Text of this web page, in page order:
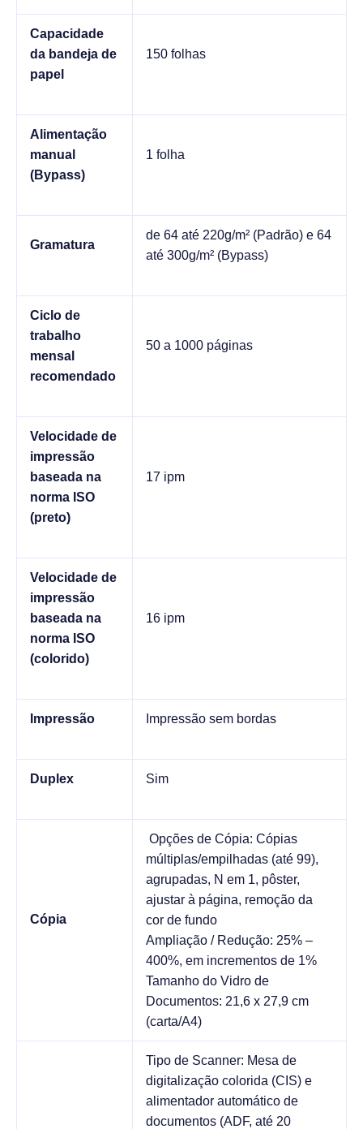
Capacidade
da bandeja de
papel
150 folhas
Alimentação
manual
(Bypass)
1 folha
Gramatura
de 64 até 220g/m² (Padrão) e 64
até 300g/m² (Bypass)
Ciclo de
trabalho
mensal
recomendado
50 a 1000 páginas
Velocidade de
impressão
baseada na
norma ISO
(preto)
17 ipm
Velocidade de
impressão
baseada na
norma ISO
(colorido)
16 ipm
Impressão Impressão sem bordas
Duplex Sim
Cópia
Opções de Cópia: Cópias
múltiplas/empilhadas (até 99),
agrupadas, N em 1, pôster,
ajustar à página, remoção da
cor de fundo
Ampliação / Redução: 25% –
400%, em incrementos de 1%
Tamanho do Vidro de
Documentos: 21,6 x 27,9 cm
(carta/A4)
Tipo de Scanner: Mesa de
digitalização colorida (CIS) e
alimentador automático de
documentos (ADF, até 20